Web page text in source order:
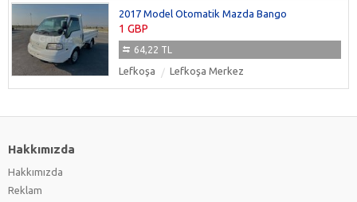
2017 Model Otomatik Mazda Bango
1 GBP
64,22 TL
Lefkoşa Lefkoşa Merkez
Hakkımızda
Hakkımızda
Reklam